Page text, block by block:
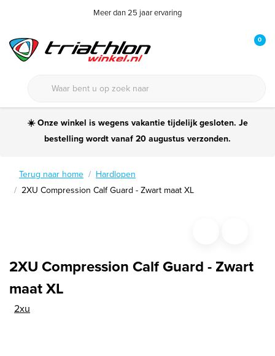
Meer dan 25 jaar ervaring
0
☀️ Onze winkel is wegens vakantie tijdelijk gesloten. Je
bestelling wordt vanaf 20 augustus verzonden.
Terug naar home
Hardlopen
2XU Compression Calf Guard - Zwart maat XL
2XU Compression Calf Guard - Zwart
maat XL
2xu